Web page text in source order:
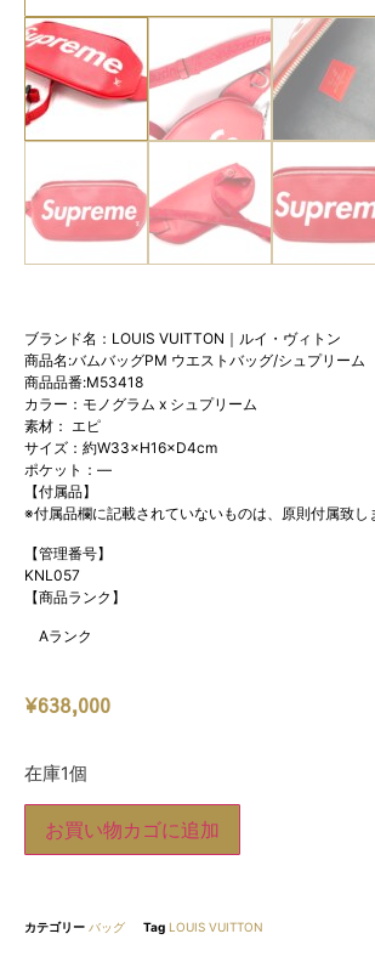
ブランド名：LOUIS VUITTON｜ルイ・ヴィトン
商品名:バムバッグPM ウエストバッグ/シュプリーム
商品品番:M53418
カラー：モノグラム x シュプリーム
素材： エピ
サイズ：約W33×H16×D4cm
ポケット：—
【付属品】
※付属品欄に記載されていないものは、原則付属致し
【管理番号】
KNL057
【商品ランク】
Aランク
¥638,000
在庫1個
お買い物カゴに追加
カテゴリー バッグ Tag LOUIS VUITTON